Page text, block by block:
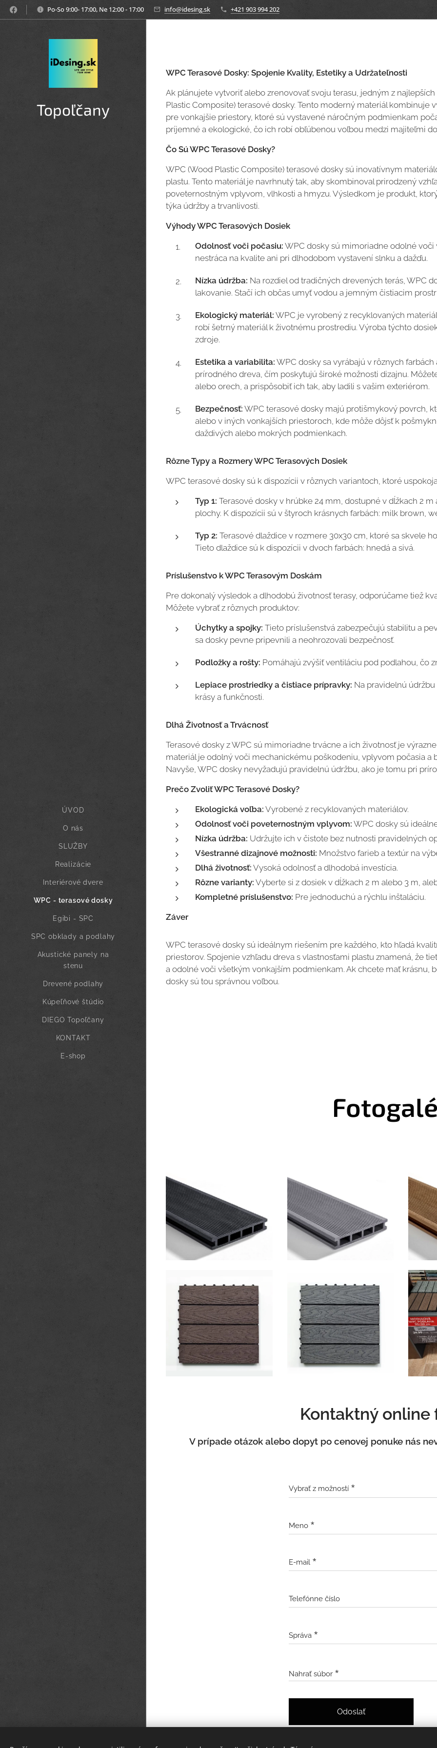
Po-So 9:00- 17:00, Ne 12:00 - 17:00 info@idesing.sk +421 903 994 202
Topoľčany
ÚVOD
O nás
SLUŽBY
Realizácie
Interiérové dvere
WPC - terasové dosky
Egibi - SPC
SPC obklady a podlahy
Akustické panely na
stenu
Drevené podlahy
Kúpeľňové štúdio
DIEGO Topoľčany
KONTAKT
E-shop
WPC Terasové Dosky: Spojenie Kvality, Estetiky a Udržateľnosti
Ak plánujete vytvoriť alebo zrenovovať svoju terasu, jedným z
Plastic Composite) terasové dosky. Tento moderný materiál kombinuje
pre vonkajšie priestory, ktoré sú vystavené náročným podmienkam
príjemné a ekologické, čo ich robí obľúbenou voľbou medzi majiteľmi
Čo Sú WPC Terasové Dosky?
WPC (Wood Plastic Composite) terasové dosky sú inovatívnym
plastu. Tento materiál je navrhnutý tak, aby skombinoval prirodzený
poveternostným vplyvom, vlhkosti a hmyzu. Výsledkom je produkt,
týka údržby a trvanlivosti.
Výhody WPC Terasových Dosiek
Odolnosť voči počasiu: WPC dosky sú mimoriadne odolné voči
nestráca na kvalite ani pri dlhodobom vystavení slnku a dažďu.
Nízka údržba: Na rozdiel od tradičných drevených terás, WPC
lakovanie. Stačí ich občas umyť vodou a jemným čistiacim
Ekologický materiál: WPC je vyrobený z recyklovaných
robí šetrný materiál k životnému prostrediu. Výroba týchto
zdroje.
Estetika a variabilita: WPC dosky sa vyrábajú v rôznych
prírodného dreva, čím poskytujú široké možnosti dizajnu.
alebo orech, a prispôsobiť ich tak, aby ladili s vašim exteriérom.
Bezpečnosť: WPC terasové dosky majú protišmykový povrch,
alebo v iných vonkajších priestoroch, kde môže dôjsť k
daždivých alebo mokrých podmienkach.
Rôzne Typy a Rozmery WPC Terasových Dosiek
WPC terasové dosky sú k dispozícii v rôznych variantoch, ktoré
Typ 1: Terasové dosky v hrúbke 24 mm, dostupné v dĺžkach 2
plochy. K dispozícii sú v štyroch krásnych farbách: milk brown,
Typ 2: Terasové dlaždice v rozmere 30x30 cm, ktoré sa skvele
Tieto dlaždice sú k dispozícii v dvoch farbách: hnedá a sivá.
Príslušenstvo k WPC Terasovým Doskám
Pre dokonalý výsledok a dlhodobú životnosť terasy, odporúčame tiež
Môžete vybrať z rôznych produktov:
Úchytky a spojky: Tieto príslušenstvá zabezpečujú stabilitu a
sa dosky pevne pripevnili a neohrozovali bezpečnosť.
Podložky a rošty: Pomáhajú zvýšiť ventiláciu pod podlahou, čo
Lepiace prostriedky a čistiace prípravky: Na pravidelnú
krásy a funkčnosti.
Dlhá Životnosť a Trvácnosť
Terasové dosky z WPC sú mimoriadne trvácne a ich životnosť je
materiál je odolný voči mechanickému poškodeniu, vplyvom počasia
Navyše, WPC dosky nevyžadujú pravidelnú údržbu, ako je tomu pri
Prečo Zvoliť WPC Terasové Dosky?
Ekologická voľba: Vyrobené z recyklovaných materiálov.
Odolnosť voči poveternostným vplyvom: WPC dosky sú
Nízka údržba: Udržujte ich v čistote bez nutnosti pravidelných
Všestranné dizajnové možnosti: Množstvo farieb a textúr na
Dlhá životnosť: Vysoká odolnosť a dlhodobá investícia.
Rôzne varianty: Vyberte si z dosiek v dĺžkach 2 m alebo 3 m,
Kompletné príslušenstvo: Pre jednoduchú a rýchlu inštaláciu.
Záver
WPC terasové dosky sú ideálnym riešením pre každého, kto hľadá
priestorov. Spojenie vzhľadu dreva s vlastnosťami plastu znamená, že
a odolné voči všetkým vonkajším podmienkam. Ak chcete mať krásnu,
dosky sú tou správnou voľbou.
Kontaktný
V prípade otázok alebo dopyt po cenovej ponuke nás
Vybrať z možností
Meno
E-mail
Telefónne číslo
Správa
Nahrať súbor
Odoslať